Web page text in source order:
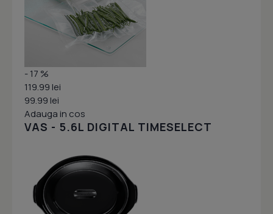
- 17 %
119.99 lei
99.99 lei
Adauga in cos
VAS - 5.6L DIGITAL TIMESELECT